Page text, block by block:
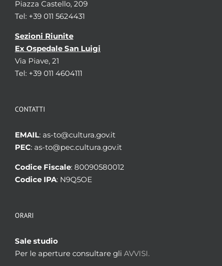
Piazza Castello, 209
Tel: +39 011 5624431
Sezioni Riunite
Ex Ospedale San Luigi
Via Piave, 21
Tel: +39 011 4604111
CONTATTI
EMAIL: as-to@cultura.gov.it
PEC: as-to@pec.cultura.gov.it
Codice Fiscale: 80090580012
Codice IPA: N9Q5OE
ORARI
Sale studio
Per le aperture consultare gli AVVISI.